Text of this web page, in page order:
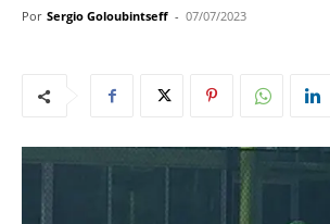
Por Sergio Goloubintseff - 07/07/2023